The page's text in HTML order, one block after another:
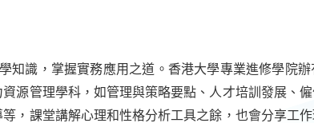
知識，掌握實務應用之道。香港大學專業進修學院
源管理學科，如管理與策略要點、人才培訓發展、
，課堂講解心理和性格分析工具之餘，也會分享工